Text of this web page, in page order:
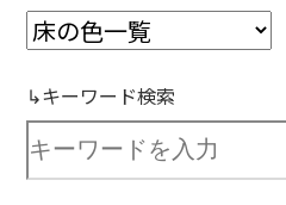
↳キーワード検索